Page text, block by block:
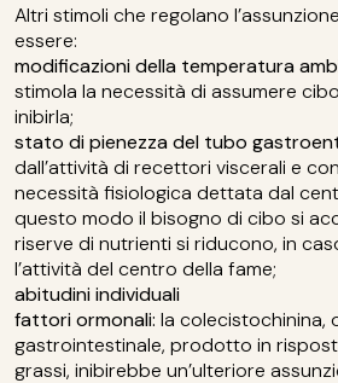
Altri stimoli che regolano
essere:
modificazioni della temperatura
stimola la necessità di assumere
inibirla;
stato di pienezza del tubo
dall’attività di recettori viscerali e
necessità fisiologica dettata dal
questo modo il bisogno di cibo si
riserve di nutrienti si riducono, in
l’attività del centro della fame;
abitudini individuali
fattori ormonali: la colecistochinina,
gastrointestinale, prodotto in
grassi, inibirebbe un’ulteriore